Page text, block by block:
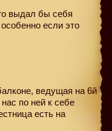
выдал бы себя
если это
ведущая на 6й
по ней к себе
есть на